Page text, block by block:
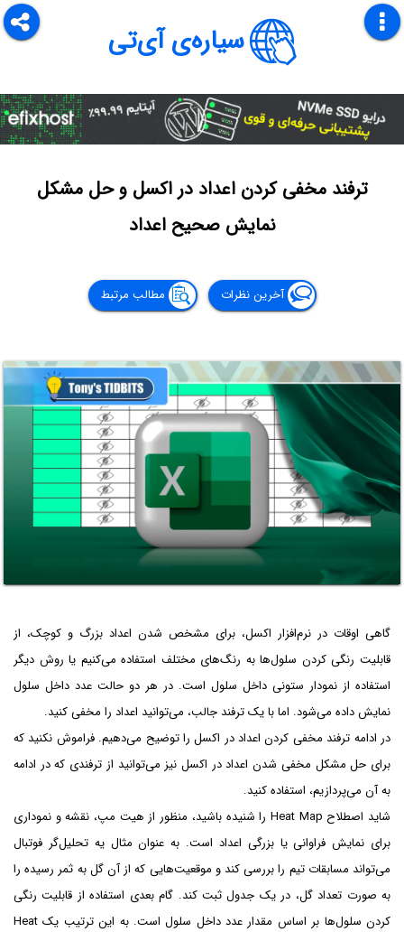
سیاره‌ی آی‌تی
ترفند مخفی کردن اعداد در اکسل و حل مشکل
نمایش صحیح اعداد
آخرین نظرات مطالب مرتبط
گاهی اوقات در نرم‌افزار اکسل، برای مشخص شدن اعداد بزرگ و کوچک، از
قابلیت رنگی کردن سلول‌ها به رنگ‌های مختلف استفاده می‌کنیم یا روش دیگر
استفاده از نمودار ستونی داخل سلول است. در هر دو حالت عدد داخل سلول
نمایش داده می‌شود. اما با یک ترفند جالب، می‌توانید اعداد را مخفی کنید.
در ادامه ترفند مخفی کردن اعداد در اکسل را توضیح می‌دهیم. فراموش نکنید که
برای حل مشکل مخفی شدن اعداد در اکسل نیز می‌توانید از ترفندی که در ادامه
به آن می‌پردازیم، استفاده کنید.
شاید اصطلاح Heat Map را شنیده باشید، منظور از هیت مپ، نقشه‌ و نموداری
برای نمایش فراوانی یا بزرگی اعداد است. به عنوان مثال یه تحلیل‌گر فوتبال
می‌تواند مسابقات تیم را بررسی کند و موقعیت‌هایی که از آن گل به ثمر رسیده را
به صورت تعداد گل، در یک جدول ثبت کند. گام بعدی استفاده از قابلیت رنگی
کردن سلول‌ها بر اساس مقدار عدد داخل سلول است. به این ترتیب یک Heat